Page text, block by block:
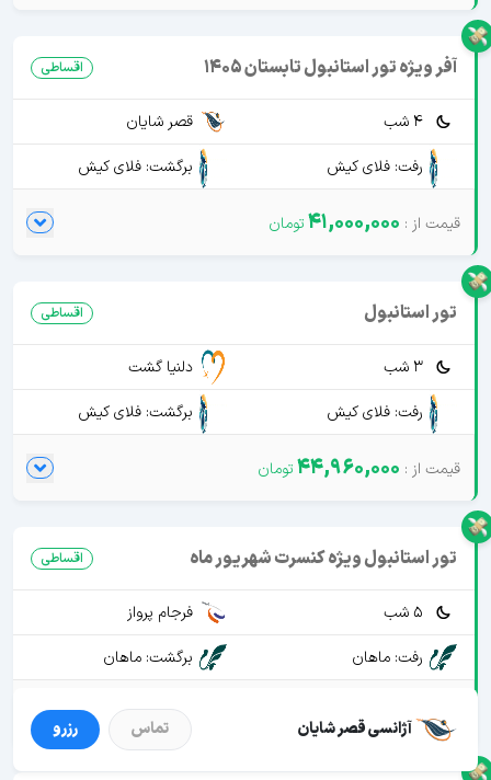
آفر ویژه تور استانبول تابستان 1405 اقساطی
4 شب
قصر شایان
رفت: فلای کیش
برگشت: فلای کیش
41,000,000
تور استانبول اقساطی
3 شب
دلنیا گشت
رفت: فلای کیش
برگشت: فلای کیش
44,960,000
تور استانبول ویژه کنسرت شهریور ماه اقساطی
5 شب
فرجام پرواز
رفت: ماهان
برگشت: ماهان
54,250,000
آژانسی قصر شایان تماس رزرو